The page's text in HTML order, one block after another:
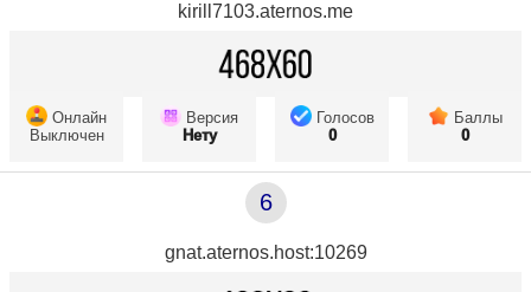
kirill7103.aternos.me
Онлайн
Выключен
Версия
Нету
Голосов
0
Баллы
0
6
gnat.aternos.host:10269